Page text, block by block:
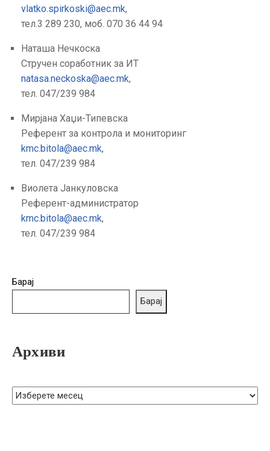
ЈАВНИ
НАБАВКИ
vlatko.spirkoski@aec.mk,
тел.3 289 230, моб. 070 36 44 94
Наташа Нечкоска
Стручен соработник за ИТ
natasa.neckoska@aec.mk,
тел. 047/239 984
Мирјана Хаџи-Типевска
Референт за контрола и мониторинг
kmc.bitola@aec.mk,
тел. 047/239 984
Виолета Јанкуловска
Референт-администратор
kmc.bitola@aec.mk,
тел. 047/239 984
Барај
Барај
Архиви